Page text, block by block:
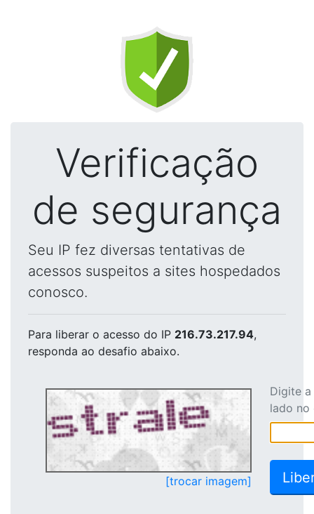
Verificação
de segurança
Seu IP fez diversas tentativas de
acessos suspeitos a sites hospedados
conosco.
Para liberar o acesso do IP 216.73.217.94,
responda ao desafio abaixo.
[trocar imagem]
Digite
lado no